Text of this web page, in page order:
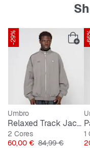
-29%
Umbro
Relaxed Track Jacket
2 Cores
Preço
60,00 € Preço original
84,99 €
-
1